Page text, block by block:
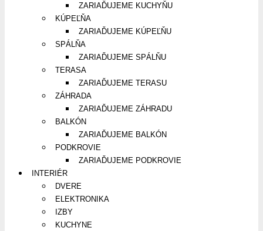
ZARIAĎUJEME KUCHYŇU
KÚPEĽŇA
ZARIAĎUJEME KÚPEĽŇU
SPÁLŇA
ZARIAĎUJEME SPÁLŇU
TERASA
ZARIAĎUJEME TERASU
ZÁHRADA
ZARIAĎUJEME ZÁHRADU
BALKÓN
ZARIAĎUJEME BALKÓN
PODKROVIE
ZARIAĎUJEME PODKROVIE
INTERIÉR
DVERE
ELEKTRONIKA
IZBY
KUCHYNE